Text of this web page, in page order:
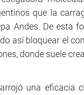
que la
Andes. De esta
así bloquear el
donde suele
una eficacia